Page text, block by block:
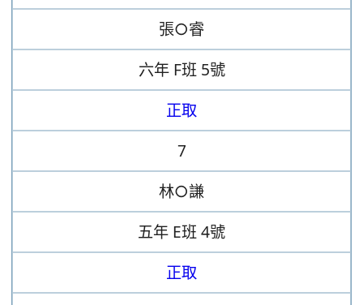
張○睿
六年 F班 5號
正取
7
林○謙
五年 E班4號
正取